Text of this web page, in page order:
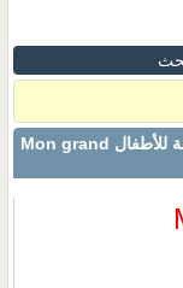
>كتاب لتعليم الكتابة للأطفال Mon grand